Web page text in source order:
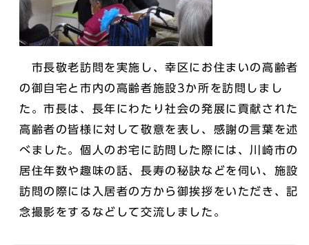
市長敬老訪問を実施し、幸区にお住まいの高齢者
の御自宅と市内の高齢者施設3か所を訪問しまし
た。市長は、長年にわたり社会の発展に貢献された
高齢者の皆様に対して敬意を表し、感謝の言葉を述
べました。個人のお宅に訪問した際には、川崎市の
居住年数や趣味の話、長寿の秘訣などを伺い、施設
訪問の際には入居者の方から御挨拶をいただき、記
念撮影をするなどして交流しました。